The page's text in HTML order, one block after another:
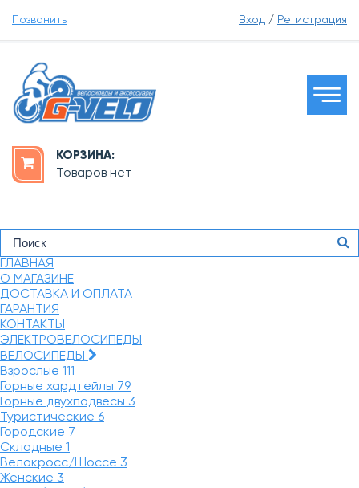
Позвонить Вход / Регистрация
КОРЗИНА:
Товаров нет
ГЛАВНАЯ
О МАГАЗИНЕ
ДОСТАВКА И ОПЛАТА
ГАРАНТИЯ
КОНТАКТЫ
ЭЛЕКТРОВЕЛОСИПЕДЫ
ВЕЛОСИПЕДЫ
Взрослые 111
Горные хардтейлы 79
Горные двухподвесы 3
Туристические 6
Городские 7
Складные 1
Велокросс/Шоссе 3
Женские 3